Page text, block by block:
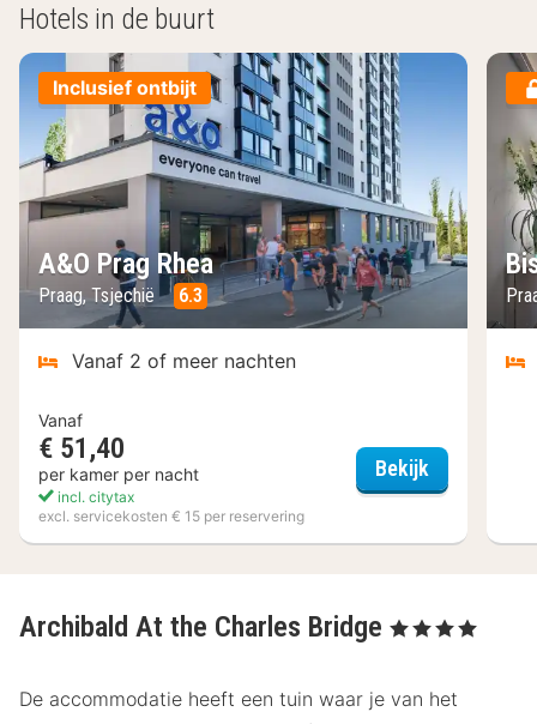
Hotels in de buurt
Inclusief ontbijt
A&O Prag Rhea
Praag, Tsjechië 6.3
Vanaf 2 of meer nachten
Vanaf
€ 51,40
per kamer per nacht
incl. citytax
excl. servicekosten € 15 per reservering
Bekijk
Archibald At the Charles Bridge , 4 Sterren
De accommodatie heeft een tuin waar je van het